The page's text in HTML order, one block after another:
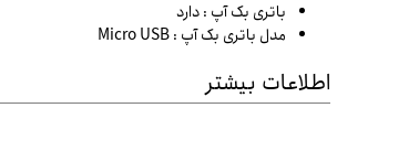
باتری بک آپ :دارد
مدل باتری بک آپ :Micro USB
اطلاعات بیشتر